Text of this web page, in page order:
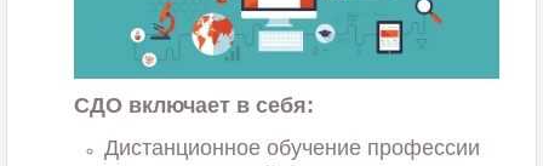
СДО включает в себя:
Дистанционное обучение профессии